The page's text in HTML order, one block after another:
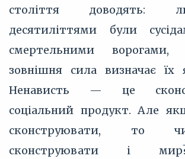
століття доводять:
десятиліттями були
смертельними
зовнішня сила визначає їх
Ненависть — це
соціальний продукт. Але
сконструювати, то
сконструювати і